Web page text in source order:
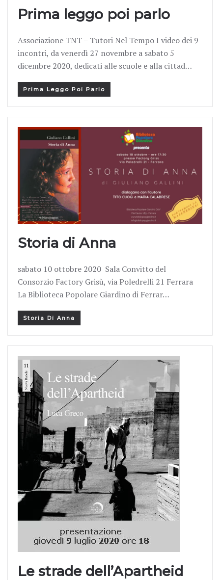
Prima leggo poi parlo
Associazione TNT – Tutori Nel Tempo I video dei 9
incontri, da venerdì 27 novembre a sabato 5
dicembre 2020, dedicati alle scuole e alla cittad…
Prima Leggo Poi Parlo
Storia di Anna
sabato 10 ottobre 2020 Sala Convitto del
Consorzio Factory Grisù, via Poledrelli 21 Ferrara
La Biblioteca Popolare Giardino di Ferrar…
Storia Di Anna
Le strade dell’Apartheid